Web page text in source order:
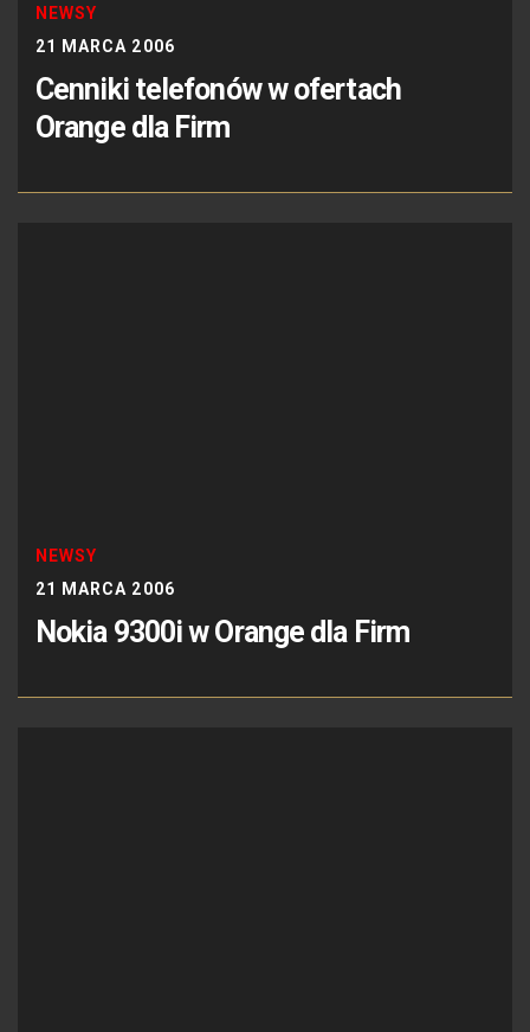
NEWSY
21 MARCA 2006
Cenniki telefonów w ofertach
Orange dla Firm
NEWSY
21 MARCA 2006
Nokia 9300i w Orange dla Firm